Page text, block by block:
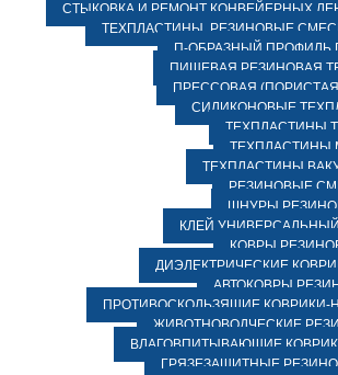
СТЫКОВКА И РЕМОНТ КОНВЕЙЕРНЫХ
ТЕХПЛАСТИНЫ, РЕЗИНОВЫЕ
П-ОБРАЗНЫЙ ПРОФИЛЬ
ПИЩЕВАЯ РЕЗИНОВАЯ
ПРЕССОВАЯ
СИЛИКОНОВЫЕ
ТЕХПЛАСТИНЫ
ТЕХПЛАСТИНЫ
ТЕХПЛАСТИНЫ
РЕЗИНОВЫЕ
ШНУРЫ
КЛЕЙ УНИВЕРСАЛЬНЫЙ
КОВРЫ
ДИЭЛЕКТРИЧЕСКИЕ
АВТОКОВРЫ
ПРОТИВОСКОЛЬЗЯЩИЕ КОВРИКИ-
ЖИВОТНОВОДЧЕСКИЕ
ВЛАГОВПИТЫВАЮЩИЕ
ГРЯЗЕЗАЩИТНЫЕ